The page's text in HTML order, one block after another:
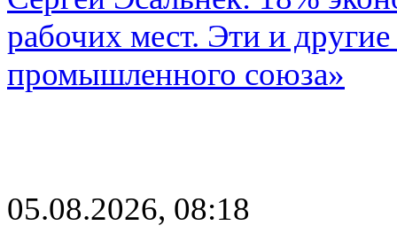
рабочих мест. Эти и
промышленного союза»
05.08.2026, 08:18